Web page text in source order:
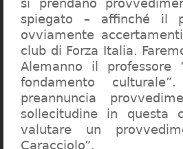
si prendano
spiegato – affinché il
ovviamente
club di Forza Italia.
Alemanno il
fondamento
preannuncia
sollecitudine in questa
valutare un
Caracciolo”.